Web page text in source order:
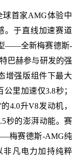
球首家AMG体验中
。于直线加速赛道
——全新梅赛德斯-
巴赫参与研发的强
增强版组件下最大
里加速仅3.8秒；
4.0升V8发动机，
秒的澎湃动能。赛
梅赛德斯-AMG纯
非凡电力加持纯粹